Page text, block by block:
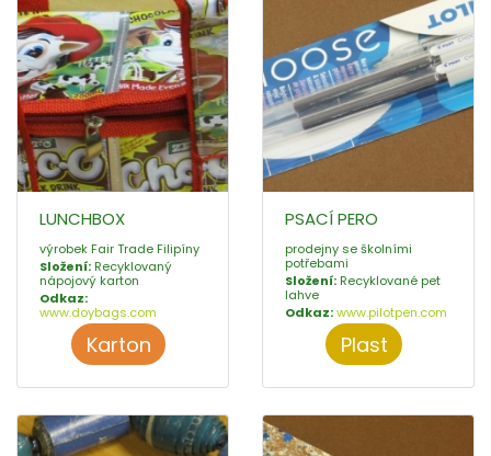
LUNCHBOX
výrobek Fair Trade Filipíny
Složení: Recyklovaný
nápojový karton
Odkaz:
www.doybags.com
Karton
PSACÍ PERO
prodejny se školními
potřebami
Složení: Recyklované pet
lahve
Odkaz:www.pilotpen.com
Plast